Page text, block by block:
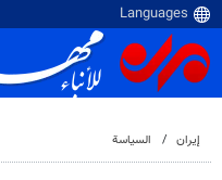
إيران السياسة